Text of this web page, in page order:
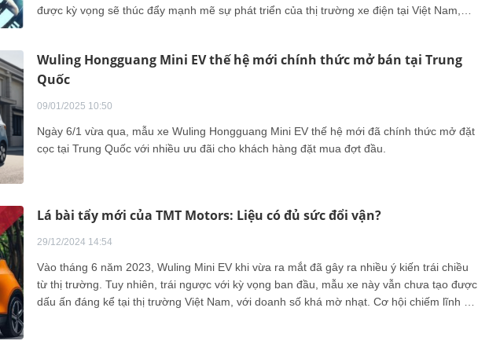
được kỳ vọng sẽ thúc đẩy mạnh mẽ sự phát triển của thị trường xe điện tại Việt Nam,
đang gia tăng nhanh chóng, hứa hẹn một cuộc đua khốc liệt trong thời gian tới.
Wuling Hongguang Mini EV thế hệ mới chính thức mở bán tại Trung
Quốc
09/01/2025 10:50
Ngày 6/1 vừa qua, mẫu xe Wuling Hongguang Mini EV thế hệ mới đã chính thức mở đặt
cọc tại Trung Quốc với nhiều ưu đãi cho khách hàng đặt mua đợt đầu.
Lá bài tẩy mới của TMT Motors: Liệu có đủ sức đổi vận?
29/12/2024 14:54
Vào tháng 6 năm 2023, Wuling Mini EV khi vừa ra mắt đã gây ra nhiều ý kiến trái chiều
từ thị trường. Tuy nhiên, trái ngược với kỳ vọng ban đầu, mẫu xe này vẫn chưa tạo được
dấu ấn đáng kể tại thị trường Việt Nam, với doanh số khá mờ nhạt. Cơ hội chiếm lĩnh vị